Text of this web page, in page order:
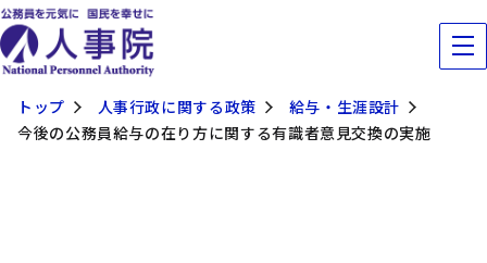
トップ 人事行政に関する政策
給与・生涯設計
今後の公務員給与の在り方に関する有識者意見交換の実施